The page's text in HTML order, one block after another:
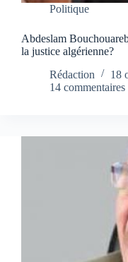
Politique
Abdeslam
la justice algérienne?
Rédaction
18
14 commentaires